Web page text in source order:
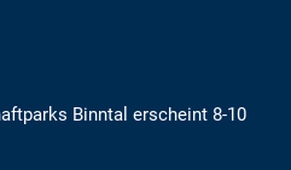
Binntal erscheint 8-10